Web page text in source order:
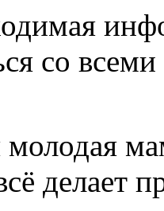
со
делает